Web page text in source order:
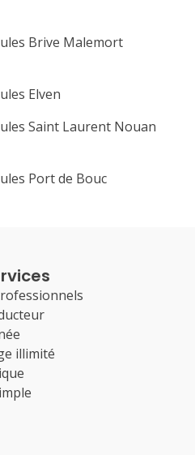
Brive Malemort
Elven
Saint Laurent Nouan
Port de Bouc
illimité